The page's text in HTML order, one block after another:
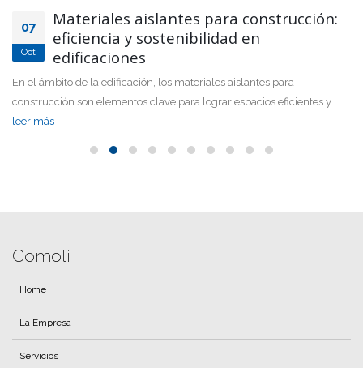
07
Oct
Materiales aislantes para construcción:
eficiencia y sostenibilidad en
edificaciones
En el ámbito de la edificación, los materiales aislantes para
construcción son elementos clave para lograr espacios eficientes y...
leer más
Comoli
Home
La Empresa
Servicios